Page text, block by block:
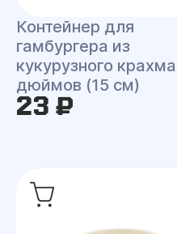
Контейнер для
гамбургера из
кукурузного
дюймов (15 см)
23 ₽